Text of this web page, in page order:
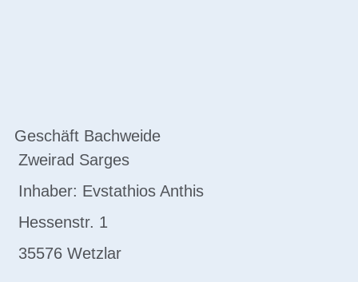
Geschäft Bachweide
Zweirad Sarges
Inhaber: Evstathios Anthis
Hessenstr. 1
35576 Wetzlar